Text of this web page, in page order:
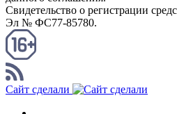
Свидетельство о регистрации
Эл № ФС77-85780.
Сайт сделали